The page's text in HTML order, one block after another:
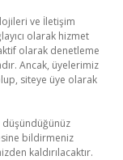
ve İletişim
olarak hizmet
olarak denetleme
Ancak, üyelerimiz
siteye üye olarak
düşündüğünüz
bildirmeniz
kaldırılacaktır.